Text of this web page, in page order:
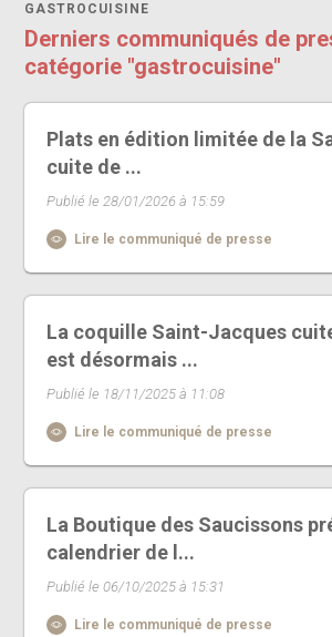
GASTROCUISINE
Derniers communiqués de
catégorie "gastrocuisine"
Plats en édition limitée de la
cuite de ...
Publié le 28/01/2026 à 15:59
Lire le communiqué de presse
La coquille Saint-Jacques
est désormais ...
Publié le 18/11/2025 à 11:08
Lire le communiqué de presse
La Boutique des Saucissons
calendrier de l...
Publié le 06/10/2025 à 15:31
Lire le communiqué de presse